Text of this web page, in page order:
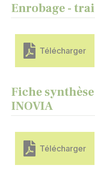
Enrobage -
Télécharger
Fiche synthèse
INOVIA
Télécharger